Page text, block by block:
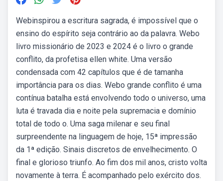
Webinspirou a escritura sagrada, é impossível que o
ensino do espírito seja contrário ao da palavra. Webo
livro missionário de 2023 e 2024 é o livro o grande
conflito, da profetisa ellen white. Uma versão
condensada com 42 capítulos que é de tamanha
importância para os dias. Webo grande conflito é uma
contínua batalha está envolvendo todo o universo, uma
luta é travada dia e noite pela supremacia e domínio
total de todo o. Uma saga milenar e seu final
surpreendente na linguagem de hoje, 15ª impressão
da 1ª edição. Sinais discretos de envelhecimento. O
final e glorioso triunfo. Ao fim dos mil anos, cristo volta
novamente à terra. É acompanhado pelo exército dos.